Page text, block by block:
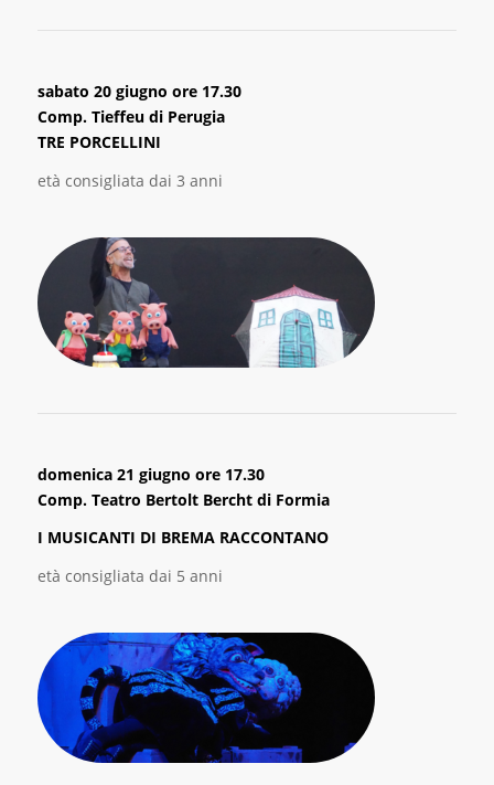
sabato 20 giugno ore 17.30
Comp. Tieffeu di Perugia
TRE PORCELLINI
età consigliata dai 3 anni
domenica 21 giugno ore 17.30
Comp. Teatro Bertolt Bercht di Formia
I MUSICANTI DI BREMA RACCONTANO
età consigliata dai 5 anni